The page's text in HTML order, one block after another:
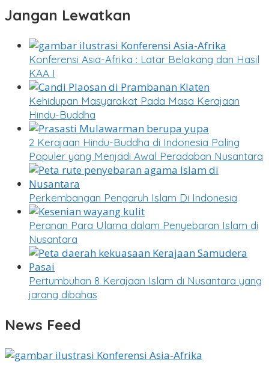
Jangan Lewatkan
Konferensi Asia-Afrika : Latar Belakang dan Hasil
KAA I
Kehidupan Masyarakat Pada Masa Kerajaan
Hindu-Buddha
2 Kerajaan Hindu-Buddha di Indonesia Paling
Populer yang Menjadi Awal Peradaban Nusantara
Perkembangan Pengaruh Islam Di Indonesia
Peranan Para Ulama dalam Penyebaran Islam di
Nusantara
Pertumbuhan 8 Kerajaan Islam di Nusantara yang
jarang dibahas
News Feed